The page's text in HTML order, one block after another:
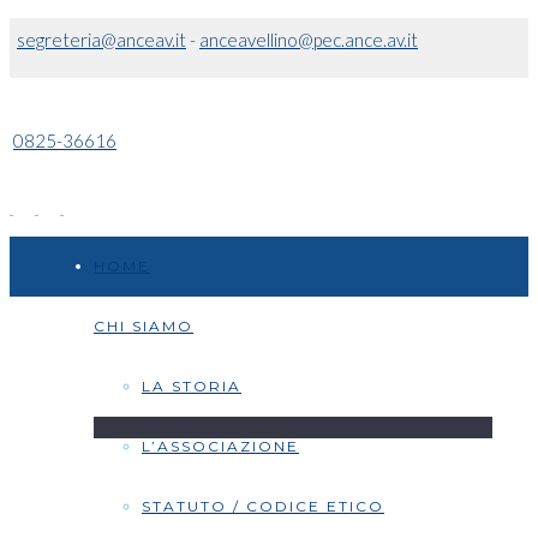
segreteria@anceav.it- anceavellino@pec.ance.av.it
0825-36616
CHI SIAMO
LA STORIA
L’ASSOCIAZIONE
STATUTO / CODICE ETICO